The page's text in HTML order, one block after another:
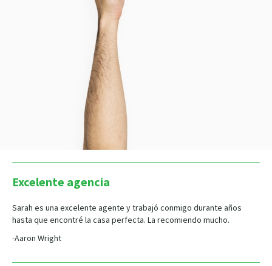
Excelente agencia
Sarah es una excelente agente y trabajó conmigo durante años
hasta que encontré la casa perfecta. La recomiendo mucho.
-Aaron Wright